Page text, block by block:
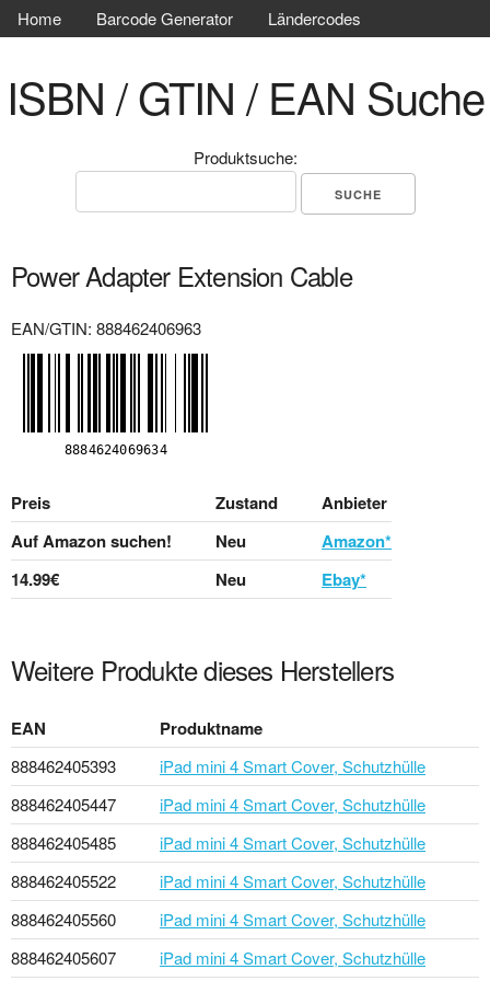
Home Barcode Generator Ländercodes
ISBN / GTIN / EAN Suche
Produktsuche:
Power Adapter Extension Cable
EAN/GTIN: 888462406963
Preis Zustand
Anbieter
Auf Amazon suchen!
Neu
Amazon*
14.99€
Neu Ebay*
Weitere Produkte dieses Herstellers
EAN Produktname
888462405393
iPad mini 4 Smart Cover, Schutzhülle
888462405447
iPad mini 4 Smart Cover, Schutzhülle
888462405485
iPad mini 4 Smart Cover, Schutzhülle
888462405522
iPad mini 4 Smart Cover, Schutzhülle
888462405560
iPad mini 4 Smart Cover, Schutzhülle
888462405607
iPad mini 4 Smart Cover, Schutzhülle